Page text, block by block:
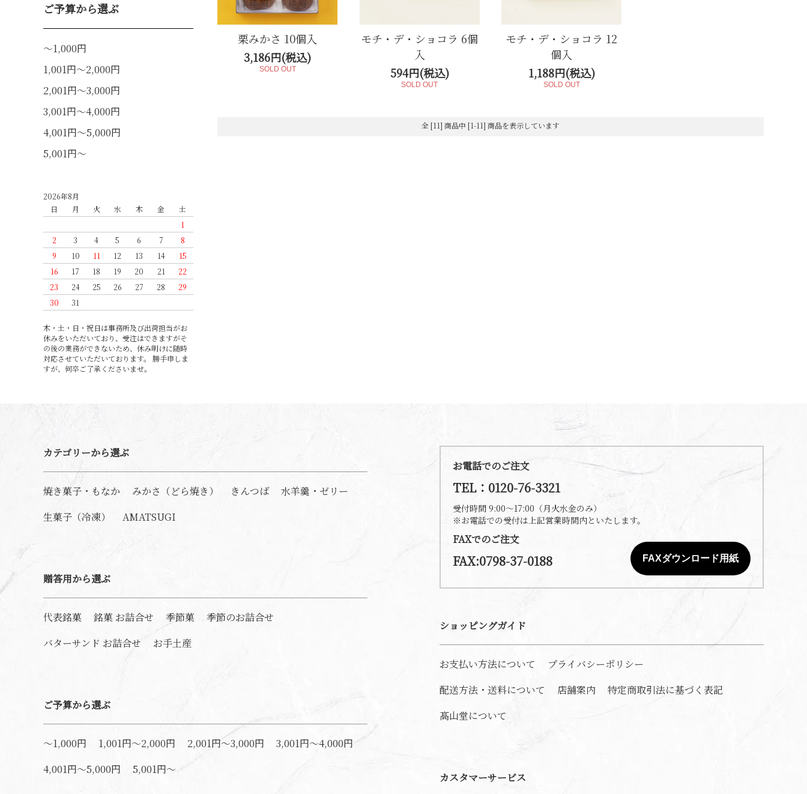
栗みかさ 10個入
3,186円(税込)
SOLD OUT
モチ・デ・ショコラ 6個
入
594円(税込)
SOLD OUT
モチ・デ・ショコラ 12
個入
1,188円(税込)
SOLD OUT
全 [11] 商品中 [1-11] 商品を表示しています
ご予算から選ぶ
～1,000円
1,001円～2,000円
2,001円～3,000円
3,001円～4,000円
4,001円～5,000円
5,001円～
2026年8月
日
月 火 水 木 金
土
1
2
3 4 5 6 7
8
9
10 11 12 13 14
15
16
17 18 19 20 21
22
23
24 25 26 27 28
29
30
31
木・土・日・祝日は事務所及び出荷担当がお
休みをいただいており、受注はできますがそ
の後の業務ができないため、休み明けに随時
対応させていただいております。 勝手申しま
すが、何卒ご了承くださいませ。
カテゴリーから選ぶ
焼き菓子・もなか みかさ（どら焼き） きんつば
水羊羹・ゼリー
生菓子（冷凍）
AMATSUGI
贈答用から選ぶ
代表銘菓 銘菓 お詰合せ 季節菓
季節のお詰合せ
バターサンド お詰合せ
お手土産
ご予算から選ぶ
～1,000円 1,001円～2,000円 2,001円～3,000円
3,001円～4,000円
4,001円～5,000円
5,001円～
お電話でのご注文
TEL：0120-76-3321
受付時間 9:00～17:00（月火水金のみ）
※お電話での受付は上記営業時間内といたします。
FAXでのご注文
FAX:0798-37-0188 FAXダウンロード用紙
ショッピングガイド
お支払い方法について
プライバシーポリシー
配送方法・送料について
店舗案内
特定商取引法に基づく表記
髙山堂について
カスタマーサービス